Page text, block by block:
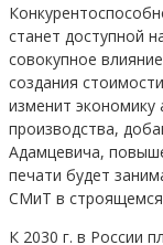
станет доступной
совокупное
создания
изменит экономику
производства,
Адамцевича,
печати будет
СМиТ в
К 2030 г. в России